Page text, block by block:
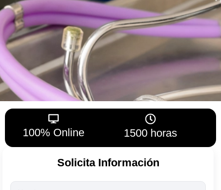
100% Online 1500 horas
Solicita Información
Todos